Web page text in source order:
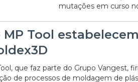
mutações em curso
Tool
que faz parte do Grupo Vangest,
de processos de moldagem de